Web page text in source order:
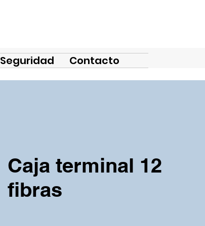
Seguridad Contacto
Caja terminal 12
fibras